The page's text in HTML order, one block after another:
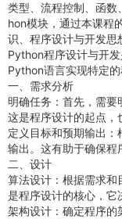
类型、流程控制、函数
hon模块， 通过本课程
识、程序设计与开发思
Python程序设计与开
Python语言实现特定的
一、需求分析
明确任务：首先，需要
这是程序设计的起点，
定义目标和预期输出
输出。这有助于确保程
二、设计
算法设计：根据需求和
是程序设计的核心，它
架构设计：确定程序的